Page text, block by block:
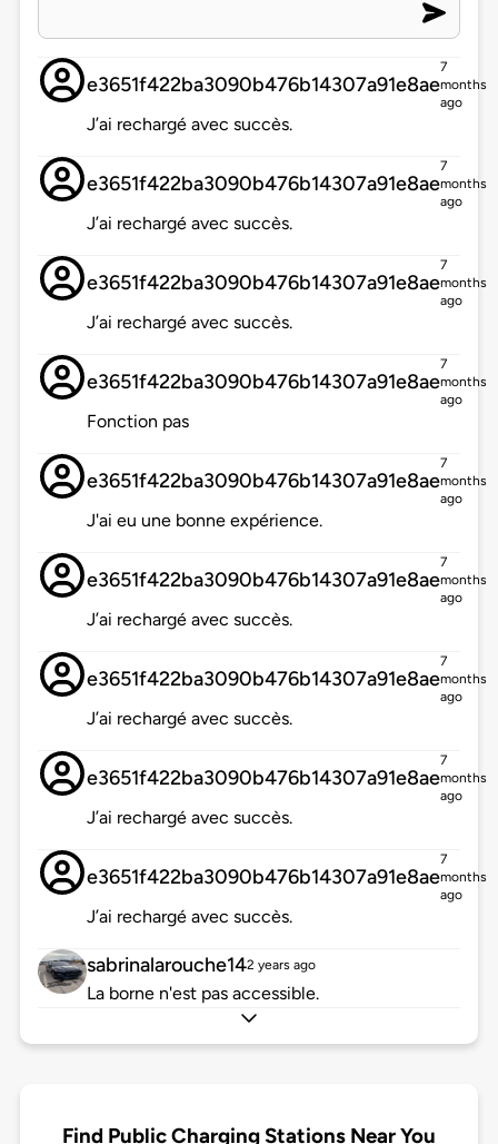
e3651f422ba3090b476b14307a91e8ae
7
months
ago
J’ai rechargé avec succès.
e3651f422ba3090b476b14307a91e8ae
7
months
ago
J’ai rechargé avec succès.
e3651f422ba3090b476b14307a91e8ae
7
months
ago
J’ai rechargé avec succès.
e3651f422ba3090b476b14307a91e8ae
7
months
ago
Fonction pas
e3651f422ba3090b476b14307a91e8ae
7
months
ago
J'ai eu une bonne expérience.
e3651f422ba3090b476b14307a91e8ae
7
months
ago
J’ai rechargé avec succès.
e3651f422ba3090b476b14307a91e8ae
7
months
ago
J’ai rechargé avec succès.
e3651f422ba3090b476b14307a91e8ae
7
months
ago
J’ai rechargé avec succès.
e3651f422ba3090b476b14307a91e8ae
7
months
ago
J’ai rechargé avec succès.
sabrinalarouche142 years ago
La borne n'est pas accessible.
Find Public Charging Stations Near You